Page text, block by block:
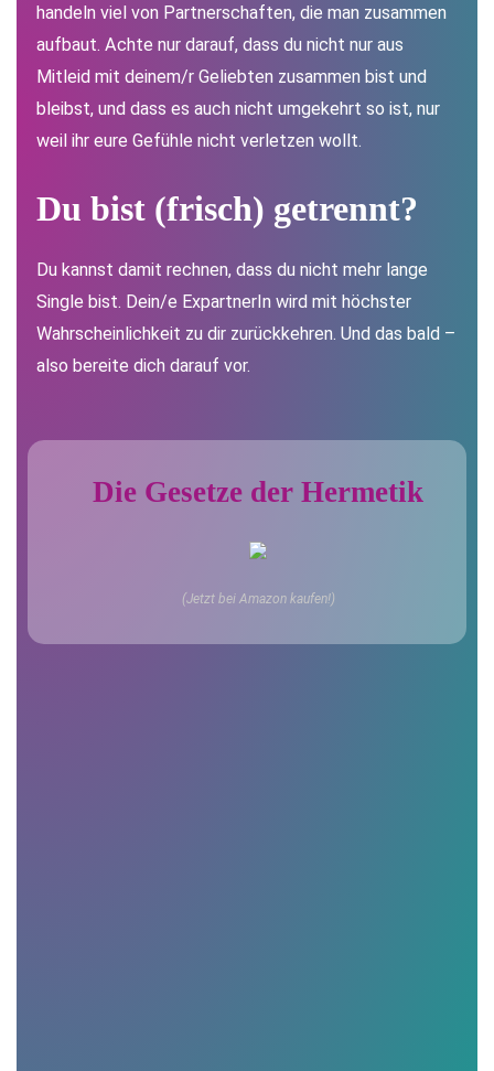
handeln viel von Partnerschaften, die man zusammen
aufbaut. Achte nur darauf, dass du nicht nur aus
Mitleid mit deinem/r Geliebten zusammen bist und
bleibst, und dass es auch nicht umgekehrt so ist, nur
weil ihr eure Gefühle nicht verletzen wollt.
Du bist (frisch) getrennt?
Du kannst damit rechnen, dass du nicht mehr lange
Single bist. Dein/e ExpartnerIn wird mit höchster
Wahrscheinlichkeit zu dir zurückkehren. Und das bald –
also bereite dich darauf vor.
Die Gesetze der Hermetik
(Jetzt bei Amazon kaufen!)